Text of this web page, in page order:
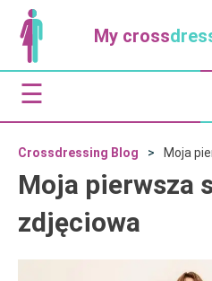
My cross
☰
Crossdressing Blog Moja
Moja pierwsza
zdjęciowa